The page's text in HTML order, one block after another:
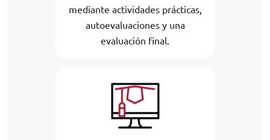
mediante actividades prácticas,
autoevaluaciones y una
evaluación final.